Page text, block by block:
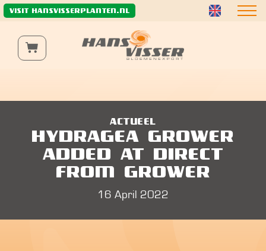
Wij gebruiken functionele en analytische cookies om de
en het verkeer anoniem te analyseren.
VISIT HANSVISSERPLANTEN.NL
ACTUEEL
HYDRAGEA GROWER
ADDED AT DIRECT
FROM GROWER
16 April 2022